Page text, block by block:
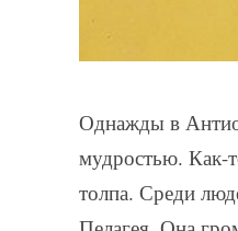
Однажды в
мудростью. Как-
толпа. Среди